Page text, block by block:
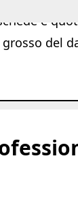
e
del